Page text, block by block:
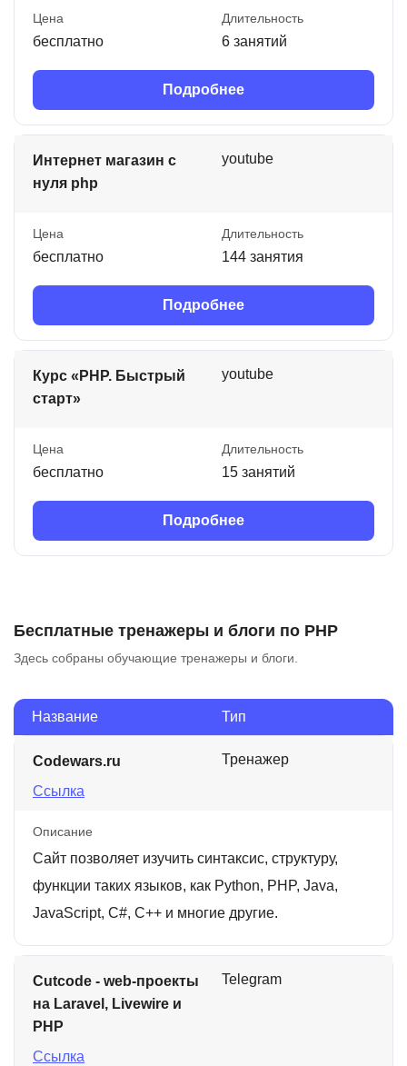
Цена
бесплатно
Длительность
6 занятий
Подробнее
Интернет магазин с
нуля php
youtube
Цена
бесплатно
Длительность
144 занятия
Подробнее
Курс «PHP. Быстрый
старт»
youtube
Цена
бесплатно
Длительность
15 занятий
Подробнее
Бесплатные тренажеры и блоги по PHP
Здесь собраны обучающие тренажеры и блоги.
Название Тип
Codewars.ru
Ссылка
Тренажер
Описание
Сайт позволяет изучить синтаксис, структуру,
функции таких языков, как Python, PHP, Java,
JavaScript, C#, C++ и многие другие.
Cutcode - web-проекты
на Laravel, Livewire и
PHP
Ссылка
Telegram